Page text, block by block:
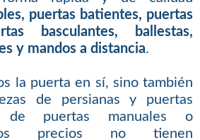
puertas batientes, puertas
basculantes, ballestas,
y mandos a distancia.
la puerta en sí, sino también
de persianas y puertas
de puertas manuales o
precios no tienen